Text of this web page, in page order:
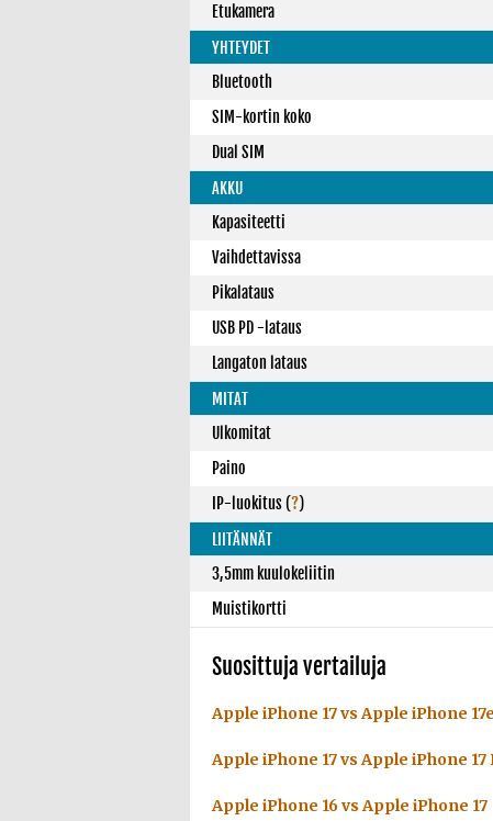
Etukamera
YHTEYDET
Bluetooth
SIM-kortin koko
Dual SIM
AKKU
Kapasiteetti
Vaihdettavissa
Pikalataus
USB PD -lataus
Langaton lataus
MITAT
Ulkomitat
Paino
IP-luokitus(?)
LIITÄNNÄT
3,5mm kuulokeliitin
Muistikortti
Suosittuja vertailuja
Apple iPhone 17 vs Apple iPhone 17e
Apple iPhone 17 vs Apple iPhone 17
Apple iPhone 16 vs Apple iPhone 17